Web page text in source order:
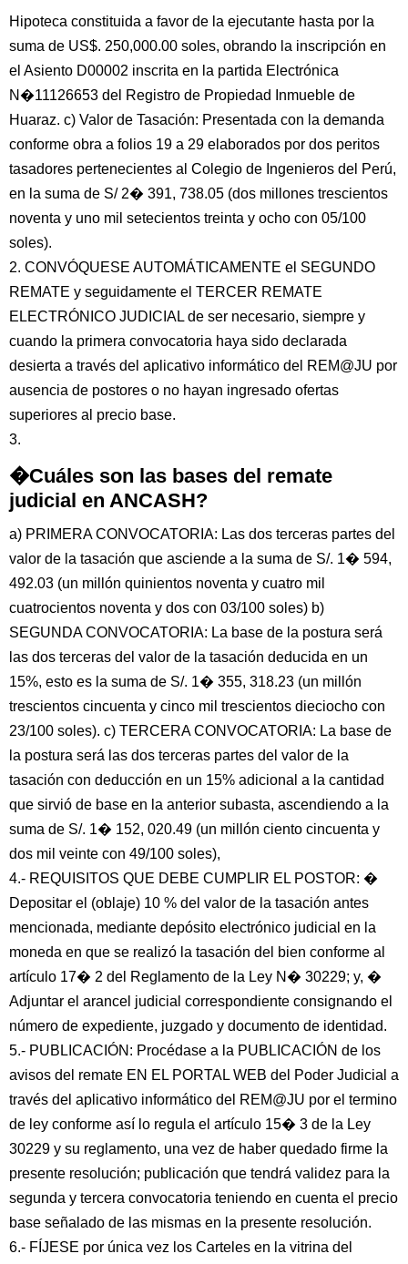
Hipoteca constituida a favor de la ejecutante hasta por la
suma de US$. 250,000.00 soles, obrando la inscripción en
el Asiento D00002 inscrita en la partida Electrónica
N�11126653 del Registro de Propiedad Inmueble de
Huaraz. c) Valor de Tasación: Presentada con la demanda
conforme obra a folios 19 a 29 elaborados por dos peritos
tasadores pertenecientes al Colegio de Ingenieros del Perú,
en la suma de S/ 2� 391, 738.05 (dos millones trescientos
noventa y uno mil setecientos treinta y ocho con 05/100
soles).
2. CONVÓQUESE AUTOMÁTICAMENTE el SEGUNDO
REMATE y seguidamente el TERCER REMATE
ELECTRÓNICO JUDICIAL de ser necesario, siempre y
cuando la primera convocatoria haya sido declarada
desierta a través del aplicativo informático del REM@JU por
ausencia de postores o no hayan ingresado ofertas
superiores al precio base.
3.
�Cuáles son las bases del remate
judicial en ANCASH?
a) PRIMERA CONVOCATORIA: Las dos terceras partes del
valor de la tasación que asciende a la suma de S/. 1� 594,
492.03 (un millón quinientos noventa y cuatro mil
cuatrocientos noventa y dos con 03/100 soles) b)
SEGUNDA CONVOCATORIA: La base de la postura será
las dos terceras del valor de la tasación deducida en un
15%, esto es la suma de S/. 1� 355, 318.23 (un millón
trescientos cincuenta y cinco mil trescientos dieciocho con
23/100 soles). c) TERCERA CONVOCATORIA: La base de
la postura será las dos terceras partes del valor de la
tasación con deducción en un 15% adicional a la cantidad
que sirvió de base en la anterior subasta, ascendiendo a la
suma de S/. 1� 152, 020.49 (un millón ciento cincuenta y
dos mil veinte con 49/100 soles),
4.- REQUISITOS QUE DEBE CUMPLIR EL POSTOR: �
Depositar el (oblaje) 10 % del valor de la tasación antes
mencionada, mediante depósito electrónico judicial en la
moneda en que se realizó la tasación del bien conforme al
artículo 17� 2 del Reglamento de la Ley N� 30229; y, �
Adjuntar el arancel judicial correspondiente consignando el
número de expediente, juzgado y documento de identidad.
5.- PUBLICACIÓN: Procédase a la PUBLICACIÓN de los
avisos del remate EN EL PORTAL WEB del Poder Judicial a
través del aplicativo informático del REM@JU por el termino
de ley conforme así lo regula el artículo 15� 3 de la Ley
30229 y su reglamento, una vez de haber quedado firme la
presente resolución; publicación que tendrá validez para la
segunda y tercera convocatoria teniendo en cuenta el precio
base señalado de las mismas en la presente resolución.
6.- FÍJESE por única vez los Carteles en la vitrina del